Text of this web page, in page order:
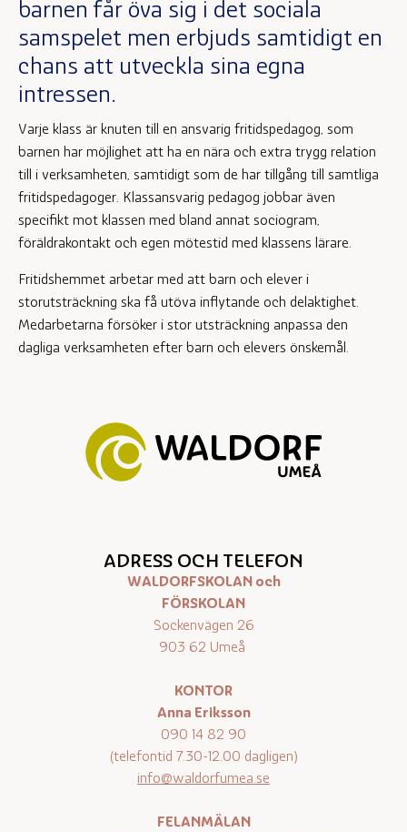
barnen får öva sig i det sociala
samspelet men erbjuds samtidigt en
chans att utveckla sina egna
intressen.
Varje klass är knuten till en ansvarig fritidspedagog, som
barnen har möjlighet att ha en nära och extra trygg relation
till i verksamheten, samtidigt som de har tillgång till samtliga
fritidspedagoger. Klassansvarig pedagog jobbar även
specifikt mot klassen med bland annat sociogram,
föräldrakontakt och egen mötestid med klassens lärare.
Fritidshemmet arbetar med att barn och elever i
storutsträckning ska få utöva inflytande och delaktighet.
Medarbetarna försöker i stor utsträckning anpassa den
dagliga verksamheten efter barn och elevers önskemål.
ADRESS OCH TELEFON
WALDORFSKOLAN och
FÖRSKOLAN
Sockenvägen 26
903 62 Umeå
KONTOR
Anna Eriksson
090 14 82 90
(telefontid 7.30-12.00 dagligen)
info@waldorfumea.se
FELANMÄLAN